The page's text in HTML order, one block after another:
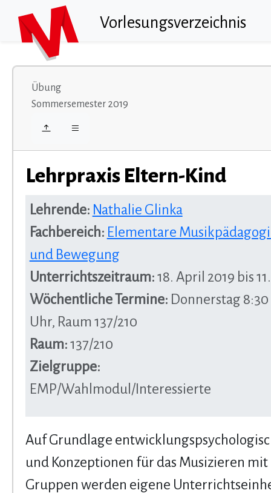
Vorlesungsverzeichnis
Übung
Sommersemester 2019
Lehrpraxis Eltern-Kind
Lehrende: Nathalie Glinka
Fachbereich: Elementare
und Bewegung
Unterrichtszeitraum: 18. April 2019 bis
Wöchentliche Termine: Donnerstag 8:30
Uhr, Raum 137/210
Raum: 137/210
Zielgruppe:
EMP/Wahlmodul/Interessierte
Auf Grundlage
und Konzeptionen für das Musizieren
Gruppen werden eigene